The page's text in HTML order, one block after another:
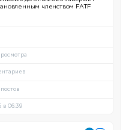
членством FATF
в 06:39